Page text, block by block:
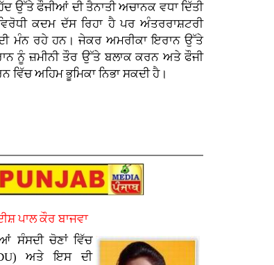
ਉੱਤੇ ਫੌਜੀਆਂ ਦੀ ਤੈਨਾਤੀ ਅਚਾਨਕ ਵਧਾ ਦਿੱਤੀ
ਕਦਮ ਦੱਸ ਰਿਹਾ ਹੈ ਪਰ ਅੰਤਰਰਾਸ਼ਟਰੀ
ਮੰਨ ਰਹੇ ਹਨ। ਜੇਕਰ ਅਮਰੀਕਾ ਇਰਾਨ ਉੱਤੇ
ਨੂੰ ਜ਼ਮੀਨੀ ਤੌਰ ਉੱਤੇ ਬਲਾਕ ਕਰਨ ਅਤੇ ਫੌਜੀ
ਅਹਿਮ ਭੂਮਿਕਾ ਨਿਭਾ ਸਕਦੀ ਹੈ।
ਪਾਲ ਕੌਰ ਬਾਜਵਾ
ਸੰਸਦੀ ਚੋਣਾਂ ਵਿੱਚ
ਅਤੇ ਇਸ ਦੀ